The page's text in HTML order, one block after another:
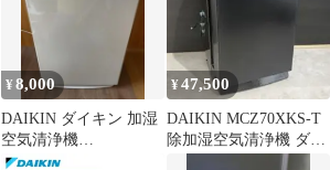
¥8,000
DAIKIN ダイキン 加湿
空気清浄機
MCK70UE5-W 2017年
¥47,500
DAIKIN MCZ70XKS-T
除加湿空気清浄機 ダイ